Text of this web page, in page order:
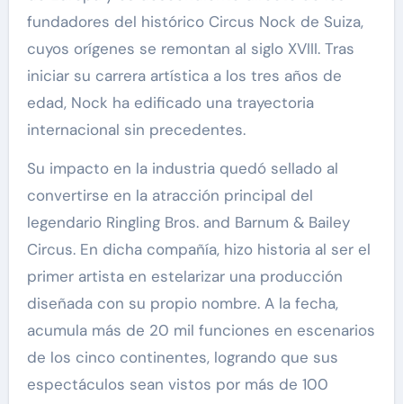
fundadores del histórico Circus Nock de Suiza,
cuyos orígenes se remontan al siglo XVIII. Tras
iniciar su carrera artística a los tres años de
edad, Nock ha edificado una trayectoria
internacional sin precedentes.
Su impacto en la industria quedó sellado al
convertirse en la atracción principal del
legendario Ringling Bros. and Barnum & Bailey
Circus. En dicha compañía, hizo historia al ser el
primer artista en estelarizar una producción
diseñada con su propio nombre. A la fecha,
acumula más de 20 mil funciones en escenarios
de los cinco continentes, logrando que sus
espectáculos sean vistos por más de 100